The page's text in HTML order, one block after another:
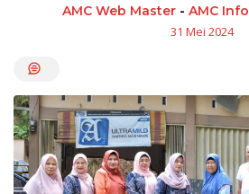
AMC Web Master - AMC Info
31 Mei 2024